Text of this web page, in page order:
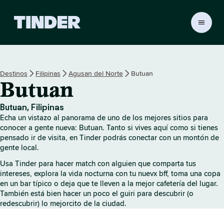
r
c
i
o
Destinos Filipinas Agusan del Norte Butuan
Butuan
Butuan, Filipinas
Echa un vistazo al panorama de uno de los mejores sitios para
conocer a gente nueva: Butuan. Tanto si vives aquí como si tienes
pensado ir de visita, en Tinder podrás conectar con un montón de
gente local.
Usa Tinder para hacer match con alguien que comparta tus
intereses, explora la vida nocturna con tu nuevx bff, toma una copa
en un bar típico o deja que te lleven a la mejor cafetería del lugar.
También está bien hacer un poco el guiri para descubrir (o
redescubrir) lo mejorcito de la ciudad.